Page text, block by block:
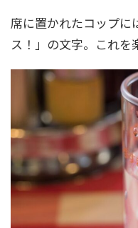
席に置かれたコップに
ス！」の文字。これを